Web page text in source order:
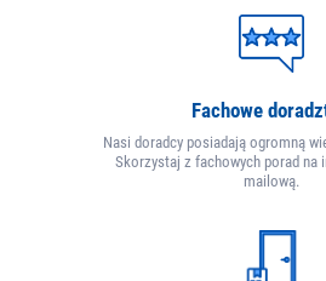
Fachowe
Nasi doradcy posiadają ogromną
Skorzystaj z fachowych porad na
mailową.